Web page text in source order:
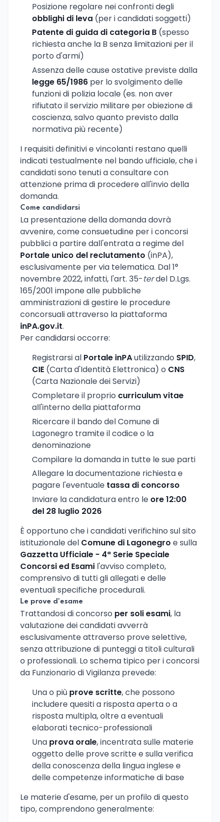
Posizione regolare nei confronti degli
obblighi di leva (per i candidati soggetti)
Patente di guida di categoria B (spesso
richiesta anche la B senza limitazioni per il
porto d'armi)
Assenza delle cause ostative previste dalla
legge 65/1986 per lo svolgimento delle
funzioni di polizia locale (es. non aver
rifiutato il servizio militare per obiezione di
coscienza, salvo quanto previsto dalla
normativa più recente)
I requisiti definitivi e vincolanti restano quelli
indicati testualmente nel bando ufficiale, che i
candidati sono tenuti a consultare con
attenzione prima di procedere all'invio della
domanda.
Come candidarsi
La presentazione della domanda dovrà
avvenire, come consuetudine per i concorsi
pubblici a partire dall'entrata a regime del
Portale unico del reclutamento (inPA),
esclusivamente per via telematica. Dal 1°
novembre 2022, infatti, l'art. 35-terdel D.Lgs.
165/2001 impone alle pubbliche
amministrazioni di gestire le procedure
concorsuali attraverso la piattaforma
inPA.gov.it.
Per candidarsi occorre:
Registrarsi al Portale inPAutilizzando SPID,
CIE (Carta d'Identità Elettronica) o CNS
(Carta Nazionale dei Servizi)
Completare il proprio curriculum vitae
all'interno della piattaforma
Ricercare il bando del Comune di
Lagonegro tramite il codice o la
denominazione
Compilare la domanda in tutte le sue parti
Allegare la documentazione richiesta e
pagare l'eventuale tassa di concorso
Inviare la candidatura entro le ore 12:00
del 28 luglio 2026
È opportuno che i candidati verifichino sul sito
istituzionale del Comune di Lagonegro e sulla
Gazzetta Ufficiale - 4ª Serie Speciale
Concorsi ed Esami l'avviso completo,
comprensivo di tutti gli allegati e delle
eventuali specifiche procedurali.
Le prove d'esame
Trattandosi di concorso per soli esami, la
valutazione dei candidati avverrà
esclusivamente attraverso prove selettive,
senza attribuzione di punteggi a titoli culturali
o professionali. Lo schema tipico per i concorsi
da Funzionario di Vigilanza prevede:
Una o più prove scritte, che possono
includere quesiti a risposta aperta o a
risposta multipla, oltre a eventuali
elaborati tecnico-professionali
Una prova orale, incentrata sulle materie
oggetto delle prove scritte e sulla verifica
della conoscenza della lingua inglese e
delle competenze informatiche di base
Le materie d'esame, per un profilo di questo
tipo, comprendono generalmente: